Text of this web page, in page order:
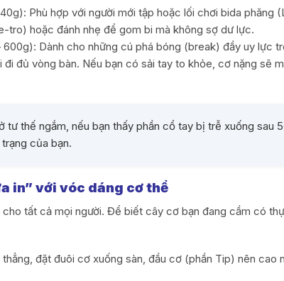
Phù hợp với người mới tập hoặc lối chơi bida phăng
tro) hoặc đánh nhẹ để gom bi mà không sợ dư lực.
600g): Dành cho những cú phá bóng (break) đầy uy lực
đủ vòng bàn. Nếu bạn có sải tay to khỏe, cơ nặng sẽ
thế ngắm, nếu bạn thấy phần cổ tay bị trễ xuống sau
của bạn.
in” với vóc dáng cơ thể
tất cả mọi người. Để biết cây cơ bạn đang cầm có
thẳng, đặt đuôi cơ xuống sàn, đầu cơ (phần Tip) nên cao